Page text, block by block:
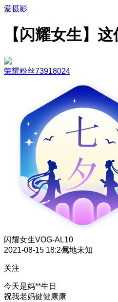
爱摄影
【闪耀女生】
荣耀粉丝73918024
闪耀女生VOG-AL10
2021-08-15 18:24属地未知
关注
今天是妈**生日
祝我老妈健健康康